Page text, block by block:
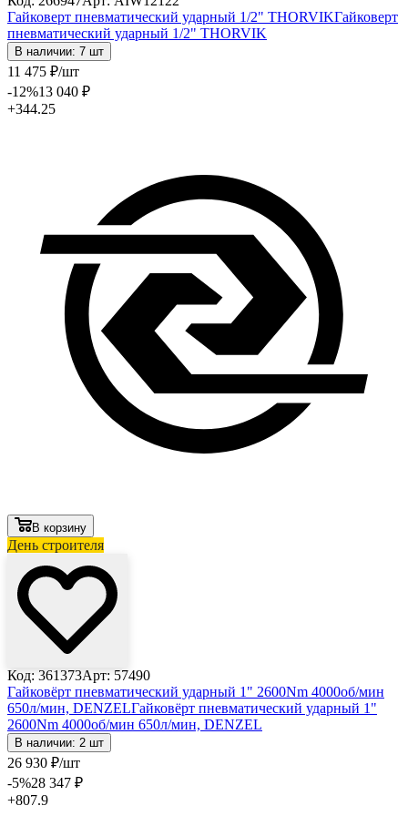
Гайковерт пневматический ударный 1/2" THORVIKГайковерт
пневматический ударный 1/2" THORVIK
В наличии: 7 шт
11 475 ₽/шт
-12%13 040 ₽
+344.25
В корзину
День строителя
Код: 361373Арт: 57490
Гайковёрт пневматический ударный 1" 2600Nm 4000об/мин
650л/мин, DENZELГайковёрт пневматический ударный 1"
2600Nm 4000об/мин 650л/мин, DENZEL
В наличии: 2 шт
26 930 ₽/шт
-5%28 347 ₽
+807.9